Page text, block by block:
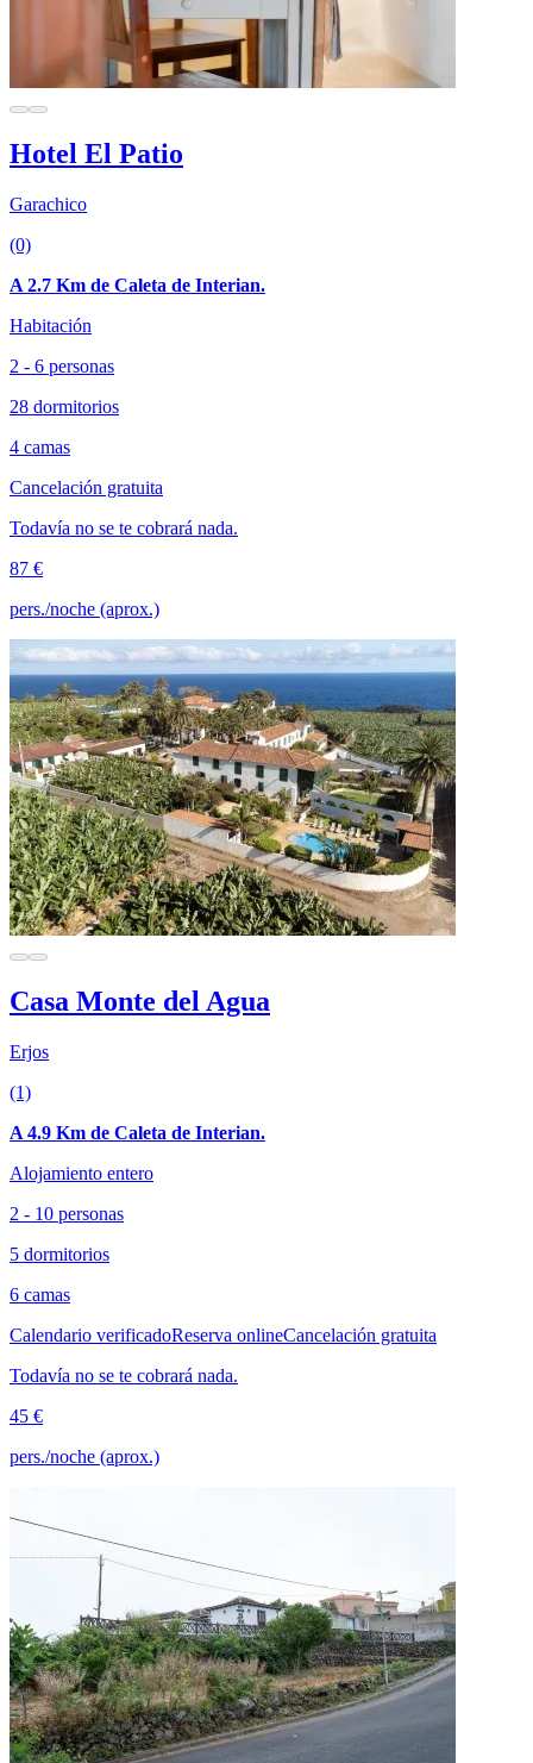
Hotel El Patio
Garachico
(0)
A 2.7 Km de Caleta de Interian.
Habitación
2 - 6 personas
28 dormitorios
4 camas
Cancelación gratuita
Todavía no se te cobrará nada.
87 €
pers./noche (aprox.)
Casa Monte del Agua
Erjos
(1)
A 4.9 Km de Caleta de Interian.
Alojamiento entero
2 - 10 personas
5 dormitorios
6 camas
Calendario verificadoReserva onlineCancelación gratuita
Todavía no se te cobrará nada.
45 €
pers./noche (aprox.)